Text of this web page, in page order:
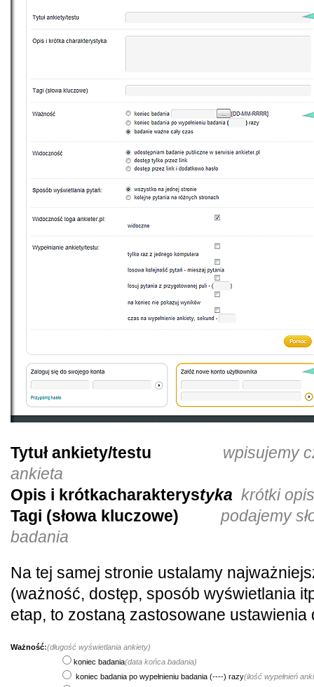
Tytuł ankiety/testu
wpisujemy
ankieta
Opis i krótkacharakterystyka krótki
Tagi (słowa kluczowe)
podajemy
badania
Na tej samej stronie ustalamy
(ważność, dostęp, sposób wyświetlania
etap, to zostaną zastosowane ustawienia
Ważność:(długość wyświetlania ankiety)
koniec badania(data końca badania)
koniec badania po wypełnieniu badania (----) razy(ilość wypełnień